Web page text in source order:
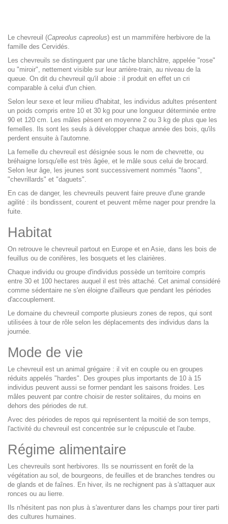
Le chevreuil (Capreolus capreolus) est un mammifère herbivore de la
famille des Cervidés.
Les chevreuils se distinguent par une tâche blanchâtre, appelée "rose"
ou "miroir", nettement visible sur leur arrière-train, au niveau de la
queue. On dit du chevreuil qu'il aboie : il produit en effet un cri
comparable à celui d'un chien.
Selon leur sexe et leur milieu d'habitat, les individus adultes présentent
un poids compris entre 10 et 30 kg pour une longueur déterminée entre
90 et 120 cm. Les mâles pèsent en moyenne 2 ou 3 kg de plus que les
femelles. Ils sont les seuls à développer chaque année des bois, qu'ils
perdent ensuite à l'automne.
La femelle du chevreuil est désignée sous le nom de chevrette, ou
bréhaigne lorsqu'elle est très âgée, et le mâle sous celui de brocard.
Selon leur âge, les jeunes sont successivement nommés "faons",
"chevrillards" et "daguets".
En cas de danger, les chevreuils peuvent faire preuve d'une grande
agilité : ils bondissent, courent et peuvent même nager pour prendre la
fuite.
Habitat
On retrouve le chevreuil partout en Europe et en Asie, dans les bois de
feuillus ou de conifères, les bosquets et les clairières.
Chaque individu ou groupe d'individus possède un territoire compris
entre 30 et 100 hectares auquel il est très attaché. Cet animal considéré
comme sédentaire ne s'en éloigne d'ailleurs que pendant les périodes
d'accouplement.
Le domaine du chevreuil comporte plusieurs zones de repos, qui sont
utilisées à tour de rôle selon les déplacements des individus dans la
journée.
Mode de vie
Le chevreuil est un animal grégaire : il vit en couple ou en groupes
réduits appelés "hardes". Des groupes plus importants de 10 à 15
individus peuvent aussi se former pendant les saisons froides. Les
mâles peuvent par contre choisir de rester solitaires, du moins en
dehors des périodes de rut.
Avec des périodes de repos qui représentent la moitié de son temps,
l'activité du chevreuil est concentrée sur le crépuscule et l'aube.
Régime alimentaire
Les chevreuils sont herbivores. Ils se nourrissent en forêt de la
végétation au sol, de bourgeons, de feuilles et de branches tendres ou
de glands et de faînes. En hiver, ils ne rechignent pas à s'attaquer aux
ronces ou au lierre.
Ils n'hésitent pas non plus à s'aventurer dans les champs pour tirer parti
des cultures humaines.